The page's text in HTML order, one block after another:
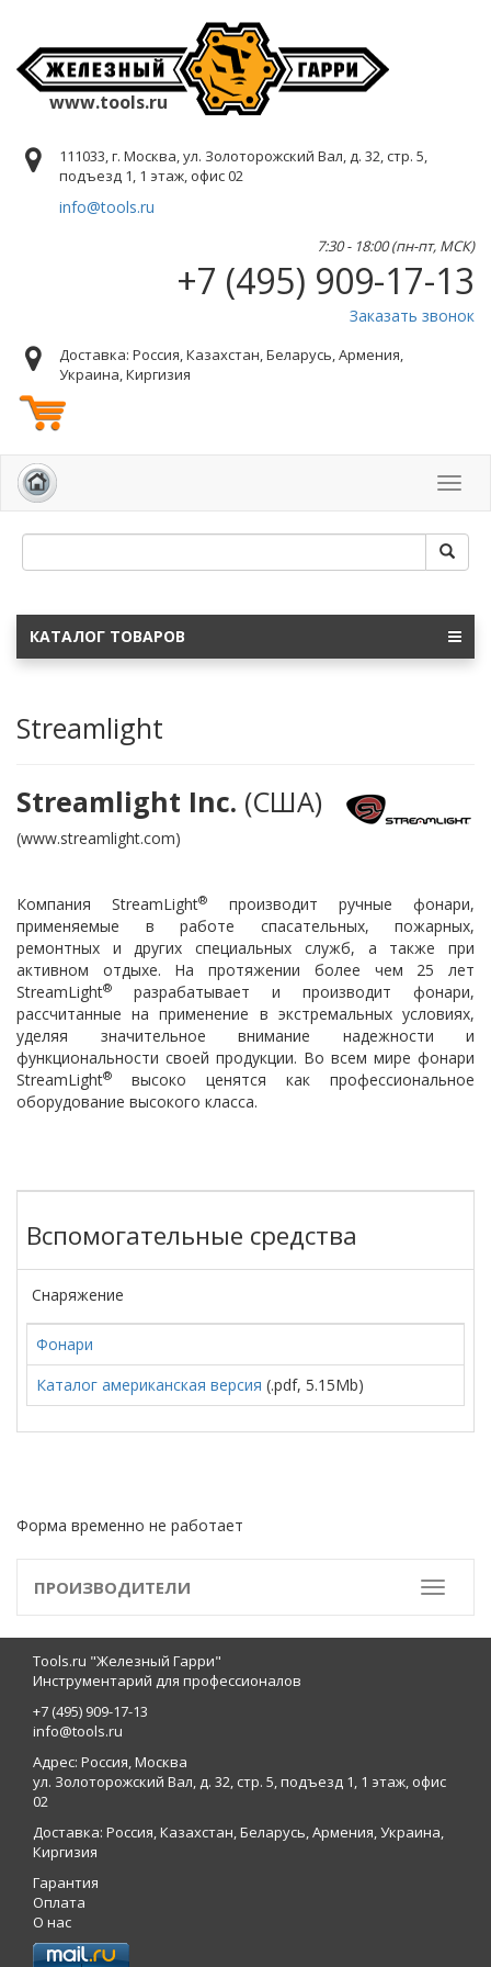
www.tools.ru
111033, г. Москва, ул. Золоторожский Вал, д. 32, стр. 5,
подъезд 1, 1 этаж, офис 02
info@tools.ru
7:30 - 18:00 (пн-пт, МСК)
+7 (495) 909-17-13
Заказать звонок
Доставка: Россия, Казахстан, Беларусь, Армения,
Украина, Киргизия
КАТАЛОГ ТОВАРОВ
Streamlight
Streamlight Inc. (США)
(www.streamlight.com)
Компания StreamLight®
производит ручные фонари,
применяемые в работе спасательных, пожарных,
ремонтных и других специальных служб, а также при
активном отдыхе. На протяжении более чем 25 лет
StreamLight®
разрабатывает и производит фонари,
рассчитанные на применение в экстремальных условиях,
уделяя значительное внимание надежности и
функциональности своей продукции. Во всем мире фонари
StreamLight®
высоко ценятся как профессиональное
оборудование высокого класса.
Вспомогательные средства
Снаряжение
Фонари
Каталог американская версия (.pdf, 5.15Mb)
Форма временно не работает
Toggle
ПРОИЗВОДИТЕЛИ
Tools.ru "Железный Гарри"
Инструментарий для профессионалов
+7 (495) 909-17-13
info@tools.ru
Адрес: Россия, Москва
ул. Золоторожский Вал, д. 32, стр. 5, подъезд 1, 1 этаж, офис
02
Доставка: Россия, Казахстан, Беларусь, Армения, Украина,
Киргизия
Гарантия
Оплата
О нас